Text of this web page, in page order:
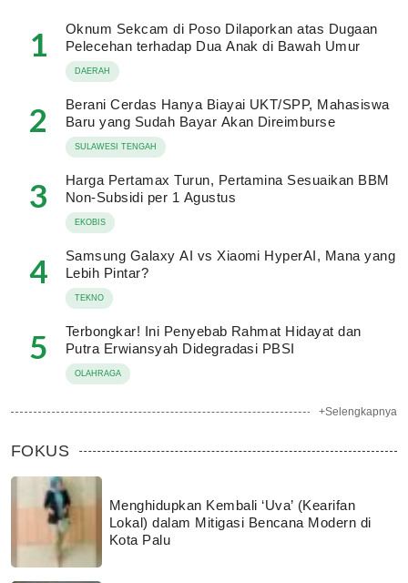
1
Oknum Sekcam di Poso Dilaporkan atas Dugaan
Pelecehan terhadap Dua Anak di Bawah Umur
DAERAH
2
Berani Cerdas Hanya Biayai UKT/SPP, Mahasiswa
Baru yang Sudah Bayar Akan Direimburse
SULAWESI TENGAH
3
Harga Pertamax Turun, Pertamina Sesuaikan BBM
Non-Subsidi per 1 Agustus
EKOBIS
4
Samsung Galaxy AI vs Xiaomi HyperAI, Mana yang
Lebih Pintar?
TEKNO
5
Terbongkar! Ini Penyebab Rahmat Hidayat dan
Putra Erwiansyah Didegradasi PBSI
OLAHRAGA
+Selengkapnya
FOKUS
Menghidupkan Kembali ‘Uva’ (Kearifan
Lokal) dalam Mitigasi Bencana Modern di
Kota Palu